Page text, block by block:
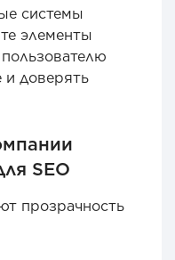
системы
элементы
доверять
SEO
прозрачность